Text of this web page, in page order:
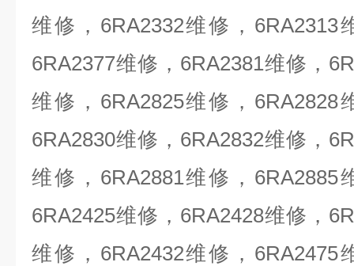
维修， 6RA2332维修， 6RA2313
6RA2377维修， 6RA2381维修，
维修 ， 6RA2825维修， 6RA2828
6RA2830维修， 6RA2832维修，
维修， 6RA2881维修， 6RA2885
6RA2425维修 ， 6RA2428维修 ，
维修， 6RA2432维修， 6RA2475